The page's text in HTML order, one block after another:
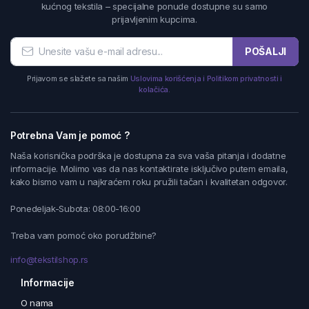
kućnog tekstila – specijalne ponude dostupne su samo
prijavljenim kupcima.
POŠALJI
Prijavom se slažete sa našim Uslovima korišćenja i Politikom privatnosti i
kolačića.
Potrebna Vam je pomoć ?
Naša korisnička podrška je dostupna za sva vaša pitanja i dodatne
informacije. Molimo vas da nas kontaktirate isključivo putem emaila,
kako bismo vam u najkraćem roku pružili tačan i kvalitetan odgovor.
Ponedeljak-Subota: 08:00-16:00
Treba vam pomoć oko porudžbine?
info@tekstilshop.rs
Informacije
O nama